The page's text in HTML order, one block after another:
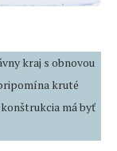
kraj s obnovou
kruté
má byť